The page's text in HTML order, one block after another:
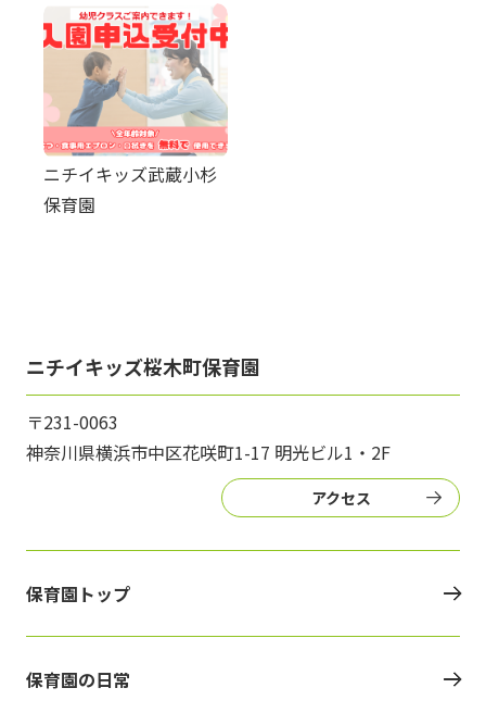
ニチイキッズ武蔵小杉
保育園
ニチイキッズ桜木町保育園
〒231-0063
神奈川県横浜市中区花咲町1-17 明光ビル1・2F
アクセス
保育園トップ
保育園の日常